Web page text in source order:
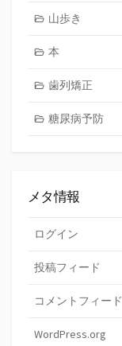
山歩き
本
歯列矯正
糖尿病予防
メタ情報
ログイン
投稿フィード
コメントフィード
WordPress.org